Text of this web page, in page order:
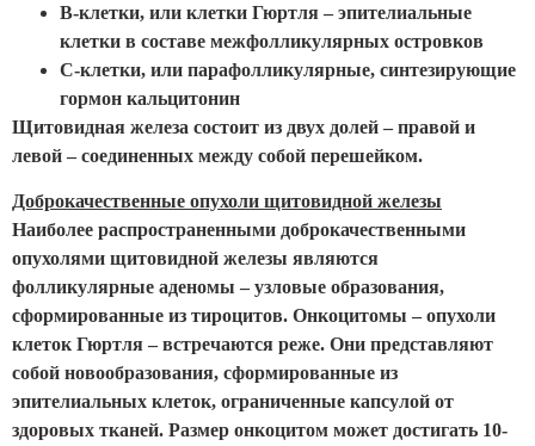
В-клетки, или клетки Гюртля – эпителиальные
клетки в составе межфолликулярных островков
С-клетки, или парафолликулярные, синтезирующие
гормон кальцитонин
Щитовидная железа состоит из двух долей – правой и
левой – соединенных между собой перешейком.
Доброкачественные опухоли щитовидной железы
Наиболее распространенными доброкачественными
опухолями щитовидной железы являются
фолликулярные аденомы – узловые образования,
сформированные из тироцитов. Онкоцитомы – опухоли
клеток Гюртля – встречаются реже. Они представляют
собой новообразования, сформированные из
эпителиальных клеток, ограниченные капсулой от
здоровых тканей. Размер онкоцитом может достигать 10-